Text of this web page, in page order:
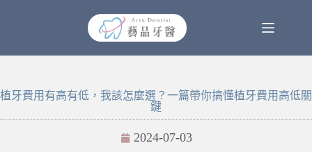
植牙費用有高有低，我該怎麼選？一篇帶你搞懂植牙費用高低關
鍵
2024-07-03